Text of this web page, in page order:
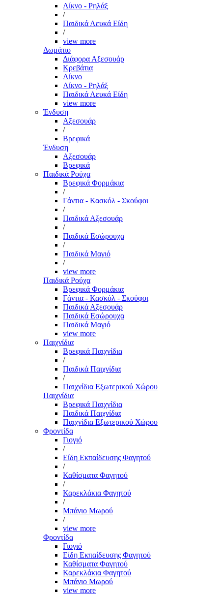
Λίκνο - Ρηλάξ
/
Παιδικά Λευκά Είδη
/
view more
Δωμάτιο
Διάφορα Αξεσουάρ
Κρεβάτια
Λίκνο
Λίκνο - Ρηλάξ
Παιδικά Λευκά Είδη
view more
Ένδυση
Αξεσουάρ
/
Βρεφικά
Ένδυση
Αξεσουάρ
Βρεφικά
Παιδικά Ρούχα
Βρεφικά Φορμάκια
/
Γάντια - Κασκόλ - Σκούφοι
/
Παιδικά Αξεσουάρ
/
Παιδικά Εσώρουχα
/
Παιδικά Μαγιό
/
view more
Παιδικά Ρούχα
Βρεφικά Φορμάκια
Γάντια - Κασκόλ - Σκούφοι
Παιδικά Αξεσουάρ
Παιδικά Εσώρουχα
Παιδικά Μαγιό
view more
Παιχνίδια
Βρεφικά Παιχνίδια
/
Παιδικά Παιχνίδια
/
Παιχνίδια Εξωτερικού Χώρου
Παιχνίδια
Βρεφικά Παιχνίδια
Παιδικά Παιχνίδια
Παιχνίδια Εξωτερικού Χώρου
Φροντίδα
Γιογιό
/
Είδη Εκπαίδευσης Φαγητού
/
Καθίσματα Φαγητού
/
Καρεκλάκια Φαγητού
/
Μπάνιο Μωρού
/
view more
Φροντίδα
Γιογιό
Είδη Εκπαίδευσης Φαγητού
Καθίσματα Φαγητού
Καρεκλάκια Φαγητού
Μπάνιο Μωρού
view more